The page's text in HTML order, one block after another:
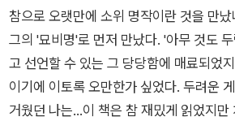
줄 모르는 짐승 신세를 벗어나지 못합니다.
까 하는 생각을 해 본다.
날려버리기도 한다. 조르바의 이야기를 읽
로움과 광활함에 감탄하지 않을 수 있을까
탄광이 실패로 끝나면서 함께 마무리되고
르바는 주인공에게 엽서를 보내 여전한 애
하지만 그 후로 주인공은 조르바를 두번
는 어렵다는 것이 본인의 어줍고 한심한
지랄용천을 해도 결코 모차르트가 될 수
그렇다고 뭐 살리에르처럼 질투와 시기의
학대할 필요는 없을 것이다. 물론 맹자께옵서는 절차탁마하여 호
연지기 키울 것을 누차 강조하셨고 공자
참으로 오랫만에 소위 명작이란 것을 만
그의 '묘비명'로 먼저 만났다. '아무 것도
고 선언할 수 있는 그 당당함에 매료되었
이기에 이토록 오만한가 싶었다. 두려운
거웠던 나는...이 책은 참 재밌게 읽었지만